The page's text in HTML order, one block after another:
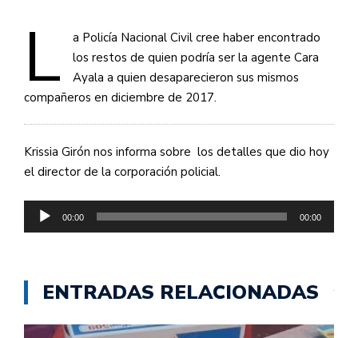
L
a Policía Nacional Civil cree haber encontrado
los restos de quien podría ser la agente Cara
Ayala a quien desaparecieron sus mismos
compañeros en diciembre de 2017.
Krissia Girón nos informa sobre los detalles que dio hoy
el director de la corporación policial.
Reproductor
00:00 00:00
ENTRADAS RELACIONADAS